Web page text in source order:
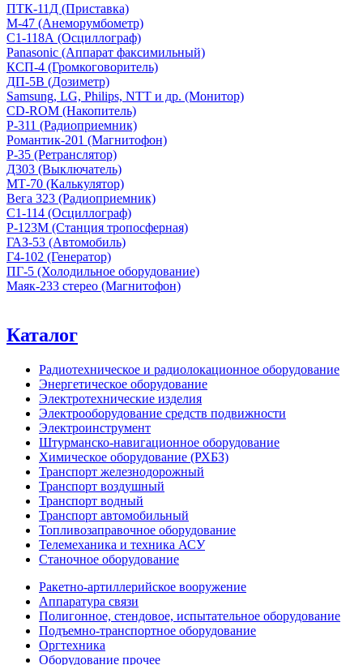
ПТК-11Д (Приставка)
М-47 (Анеморумбометр)
С1-118А (Осциллограф)
Panasonic (Аппарат факсимильный)
КСП-4 (Громкоговоритель)
ДП-5В (Дозиметр)
Samsung, LG, Philips, NTT и др. (Монитор)
CD-ROM (Накопитель)
Р-311 (Радиоприемник)
Романтик-201 (Магнитофон)
Р-35 (Ретранслятор)
Д303 (Выключатель)
МТ-70 (Калькулятор)
Вега 323 (Радиоприемник)
С1-114 (Осциллограф)
Р-123М (Станция тропосферная)
ГАЗ-53 (Автомобиль)
Г4-102 (Генератор)
ПГ-5 (Холодильное оборудование)
Маяк-233 стерео (Магнитофон)
Каталог
Радиотехническое и радиолокационное оборудование
Энергетическое оборудование
Электротехнические изделия
Электрооборудование средств подвижности
Электроинструмент
Штурманско-навигационное оборудование
Химическое оборудование (РХБЗ)
Транспорт железнодорожный
Транспорт воздушный
Транспорт водный
Транспорт автомобильный
Топливозаправочное оборудование
Телемеханика и техника АСУ
Станочное оборудование
Ракетно-артиллерийское вооружение
Аппаратура связи
Полигонное, стендовое, испытательное оборудование
Подъемно-транспортное оборудование
Оргтехника
Оборудование прочее